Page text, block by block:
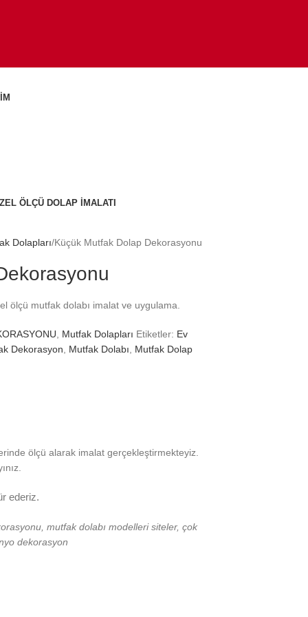
ÖLÇÜ DOLAP İMALATI
Dolapları Küçük Mutfak Dolap Dekorasyonu
ölçü mutfak dolabı imalat ve uygulama.
Mutfak Dolapları Etiketler: Ev
Dekorasyon Mutfak Dolabı
Mutfak Dolap
ölçü alarak imalat gerçekleştirmekteyiz.
ederiz.
mutfak dolabı modelleri siteler, çok
dekorasyon